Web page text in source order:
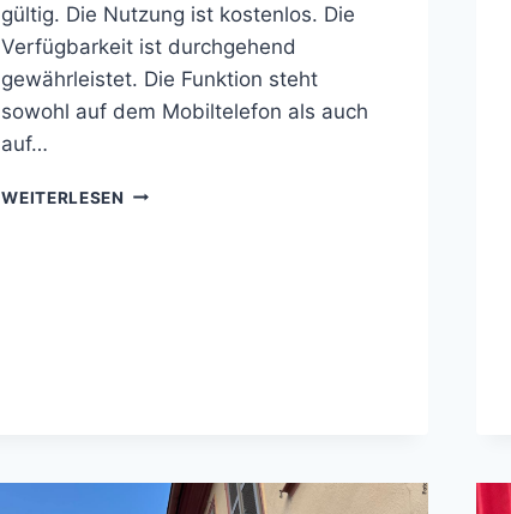
gültig. Die Nutzung ist kostenlos. Die
Verfügbarkeit ist durchgehend
gewährleistet. Die Funktion steht
sowohl auf dem Mobiltelefon als auch
auf…
WEITERLESEN 11.